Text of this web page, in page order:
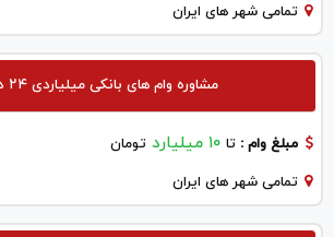
تمامی شهر های ایران
مشاوره وام های بانکی میلیاردی ۲۴ درصدی
مبلغ وام : تا ۱۰ میلیارد تومان
تمامی شهر های ایران